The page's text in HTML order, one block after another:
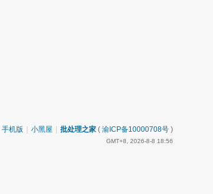
手机版 小黑屋 批处理之家 ( 渝ICP备10000708号 )
GMT+8, 2026-8-8 18:56